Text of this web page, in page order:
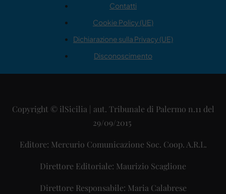
Contatti
Cookie Policy (UE)
Dichiarazione sulla Privacy (UE)
Disconoscimento
Copyright © ilSicilia | aut. Tribunale di Palermo n.11 del
29/09/2015
Editore: Mercurio Comunicazione Soc. Coop. A.R.L.
Direttore Editoriale: Maurizio Scaglione
Direttore Responsabile: Maria Calabrese